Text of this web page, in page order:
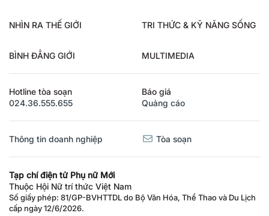
NHÌN RA THẾ GIỚI TRI THỨC & KỸ NĂNG SỐNG
BÌNH ĐẲNG GIỚI MULTIMEDIA
Hotline tòa soạn
024.36.555.655
Báo giá
Quảng cáo
Thông tin doanh nghiệp Tòa soạn
Tạp chí điện tử Phụ nữ Mới
Thuộc Hội Nữ trí thức Việt Nam
Số giấy phép: 81/GP-BVHTTDL do Bộ Văn Hóa, Thể Thao và Du Lịch
cấp ngày 12/6/2026.